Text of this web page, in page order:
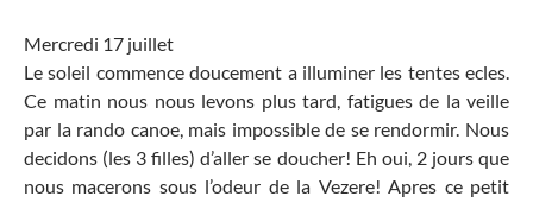
Mercredi 17 juillet
Le soleil commence doucement a illuminer les tentes ecles.
Ce matin nous nous levons plus tard, fatigues de la veille
par la rando canoe, mais impossible de se rendormir. Nous
decidons (les 3 filles) d’aller se doucher! Eh oui, 2 jours que
nous macerons sous l’odeur de la Vezere! Apres ce petit